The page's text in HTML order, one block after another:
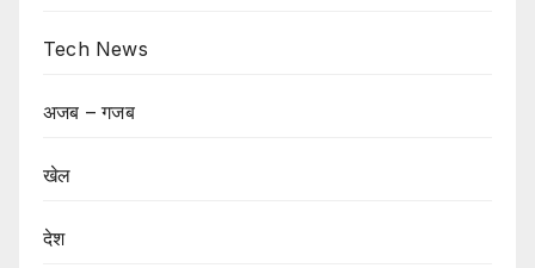
Tech News
अजब – गजब
खेल
देश